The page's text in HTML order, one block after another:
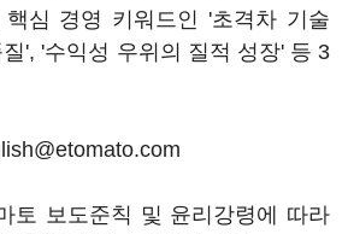
심 경영 키워드인 '초격차 기술
', '수익성 우위의 질적 성장' 등 3
토 보도준칙 및 윤리강령에 따라